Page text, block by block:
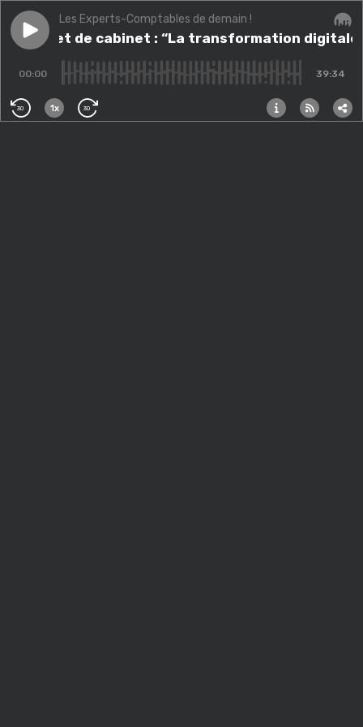
Play episode #18 Projet de cabinet : “La transformation digitale
Les Experts-Comptables de demain !
Projet de cabinet : “La transformation digitale
00:00 39:34
30 1x 30